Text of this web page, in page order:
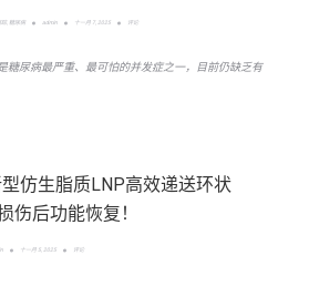
踪 糖尿病 admin 十一月 7, 2025 评论
尿病最严重、最可怕的并发症之一，目前仍缺乏有
仿生脂质LNP高效递送环状
伤后功能恢复！
十一月 5, 2025 评论